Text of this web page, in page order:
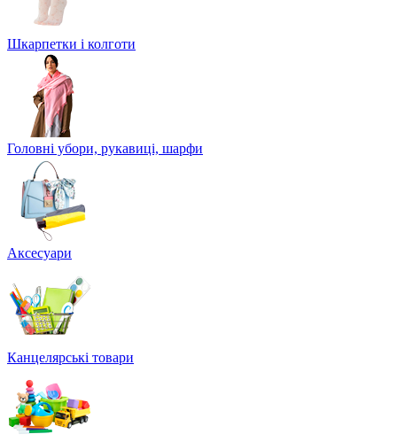
Шкарпетки і колготи
Головні убори, рукавиці, шарфи
Аксесуари
Канцелярські товари